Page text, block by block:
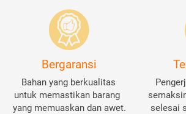
Bergaransi
Bahan yang berkualitas
untuk memastikan barang
yang memuaskan dan awet.
selesai